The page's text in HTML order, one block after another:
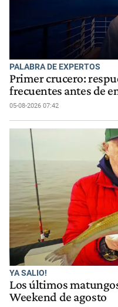
PALABRA DE EXPERTOS
Primer crucero:
frecuentes antes de
05-08-2026 07:42
YA SALIO!
Los últimos
Weekend de agosto